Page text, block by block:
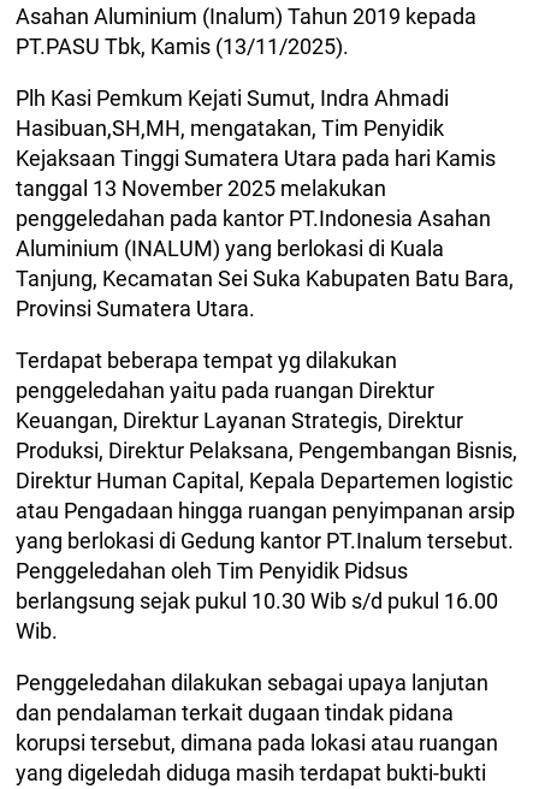
Asahan Aluminium (Inalum) Tahun 2019 kepada
PT.PASU Tbk, Kamis (13/11/2025).
Plh Kasi Pemkum Kejati Sumut, Indra Ahmadi
Hasibuan,SH,MH, mengatakan, Tim Penyidik
Kejaksaan Tinggi Sumatera Utara pada hari Kamis
tanggal 13 November 2025 melakukan
penggeledahan pada kantor PT.Indonesia Asahan
Aluminium (INALUM) yang berlokasi di Kuala
Tanjung, Kecamatan Sei Suka Kabupaten Batu Bara,
Provinsi Sumatera Utara.
Terdapat beberapa tempat yg dilakukan
penggeledahan yaitu pada ruangan Direktur
Keuangan, Direktur Layanan Strategis, Direktur
Produksi, Direktur Pelaksana, Pengembangan Bisnis,
Direktur Human Capital, Kepala Departemen logistic
atau Pengadaan hingga ruangan penyimpanan arsip
yang berlokasi di Gedung kantor PT.Inalum tersebut.
Penggeledahan oleh Tim Penyidik Pidsus
berlangsung sejak pukul 10.30 Wib s/d pukul 16.00
Wib.
Penggeledahan dilakukan sebagai upaya lanjutan
dan pendalaman terkait dugaan tindak pidana
korupsi tersebut, dimana pada lokasi atau ruangan
yang digeledah diduga masih terdapat bukti-bukti